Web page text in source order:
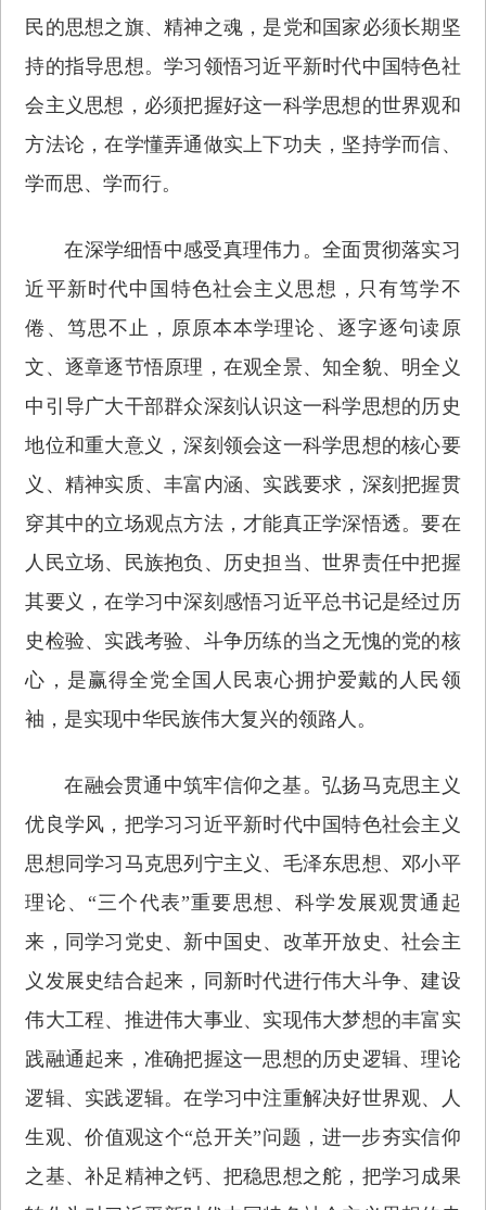
民的思想之旗、精神之魂，是党和国家必须长期坚
持的指导思想。学习领悟习近平新时代中国特色社
会主义思想，必须把握好这一科学思想的世界观和
方法论，在学懂弄通做实上下功夫，坚持学而信、
学而思、学而行。
在深学细悟中感受真理伟力。全面贯彻落实习
近平新时代中国特色社会主义思想，只有笃学不
倦、笃思不止，原原本本学理论、逐字逐句读原
文、逐章逐节悟原理，在观全景、知全貌、明全义
中引导广大干部群众深刻认识这一科学思想的历史
地位和重大意义，深刻领会这一科学思想的核心要
义、精神实质、丰富内涵、实践要求，深刻把握贯
穿其中的立场观点方法，才能真正学深悟透。要在
人民立场、民族抱负、历史担当、世界责任中把握
其要义，在学习中深刻感悟习近平总书记是经过历
史检验、实践考验、斗争历练的当之无愧的党的核
心，是赢得全党全国人民衷心拥护爱戴的人民领
袖，是实现中华民族伟大复兴的领路人。
在融会贯通中筑牢信仰之基。弘扬马克思主义
优良学风，把学习习近平新时代中国特色社会主义
思想同学习马克思列宁主义、毛泽东思想、邓小平
理论、“三个代表”重要思想、科学发展观贯通起
来，同学习党史、新中国史、改革开放史、社会主
义发展史结合起来，同新时代进行伟大斗争、建设
伟大工程、推进伟大事业、实现伟大梦想的丰富实
践融通起来，准确把握这一思想的历史逻辑、理论
逻辑、实践逻辑。在学习中注重解决好世界观、人
生观、价值观这个“总开关”问题，进一步夯实信仰
之基、补足精神之钙、把稳思想之舵，把学习成果